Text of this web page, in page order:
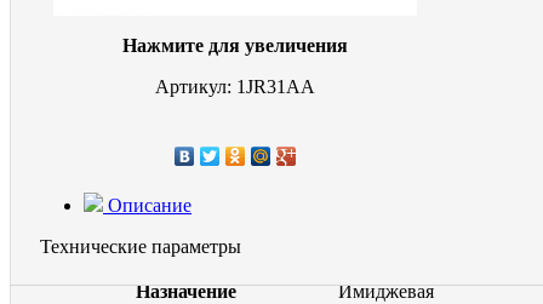
Нажмите для увеличения
Артикул: 1JR31AA
Описание
Технические параметры
Назначение
Имиджевая